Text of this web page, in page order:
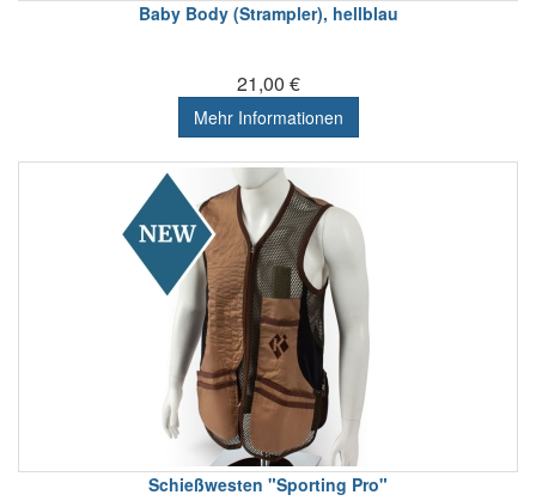
Baby Body (Strampler), hellblau
21,00 €
Mehr Informationen
Schießwesten "Sporting Pro"